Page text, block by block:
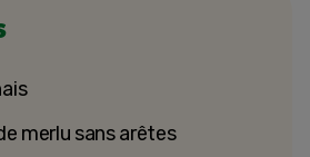
merlu sans arêtes